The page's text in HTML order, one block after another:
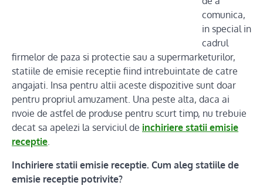
comunica,
in special in
cadrul
firmelor de paza si protectie sau a supermarketurilor,
statiile de emisie receptie fiind intrebuintate de catre
angajati. Insa pentru altii aceste dispozitive sunt doar
pentru propriul amuzament. Una peste alta, daca ai
nvoie de astfel de produse pentru scurt timp, nu trebuie
decat sa apelezi la serviciul de inchiriere statii emisie
receptie.
Inchiriere statii emisie receptie. Cum aleg statiile de
emisie receptie potrivite?